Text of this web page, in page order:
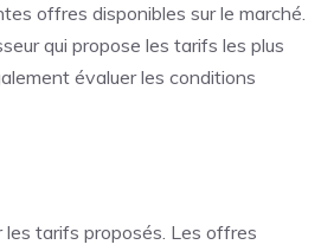
offres disponibles sur le marché.
qui propose les tarifs les plus
évaluer les conditions
les tarifs proposés. Les offres